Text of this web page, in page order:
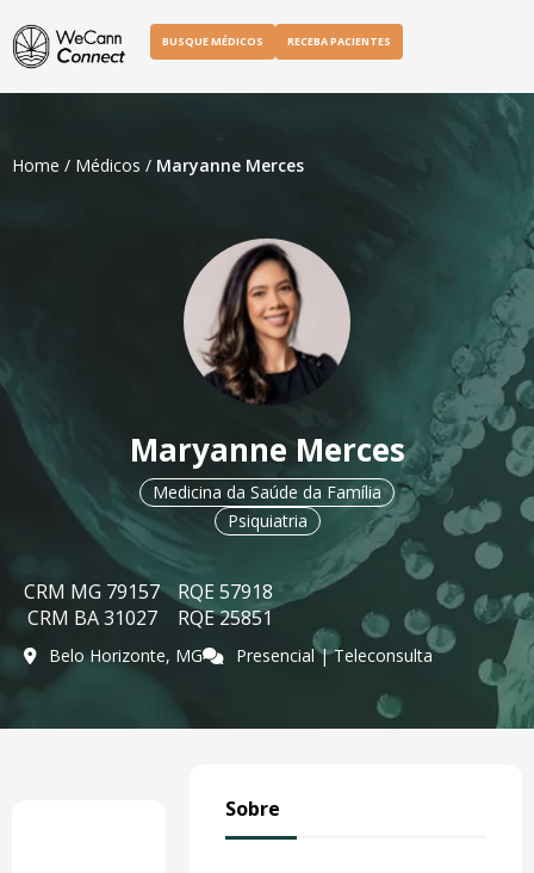
BUSQUE MÉDICOS RECEBA PACIENTES
Home / Médicos / Maryanne Merces
Maryanne Merces
Medicina da Saúde da Família
Psiquiatria
CRM MG 79157
CRM BA 31027
RQE 57918
RQE 25851
Belo Horizonte, MG Presencial | Teleconsulta
Sobre